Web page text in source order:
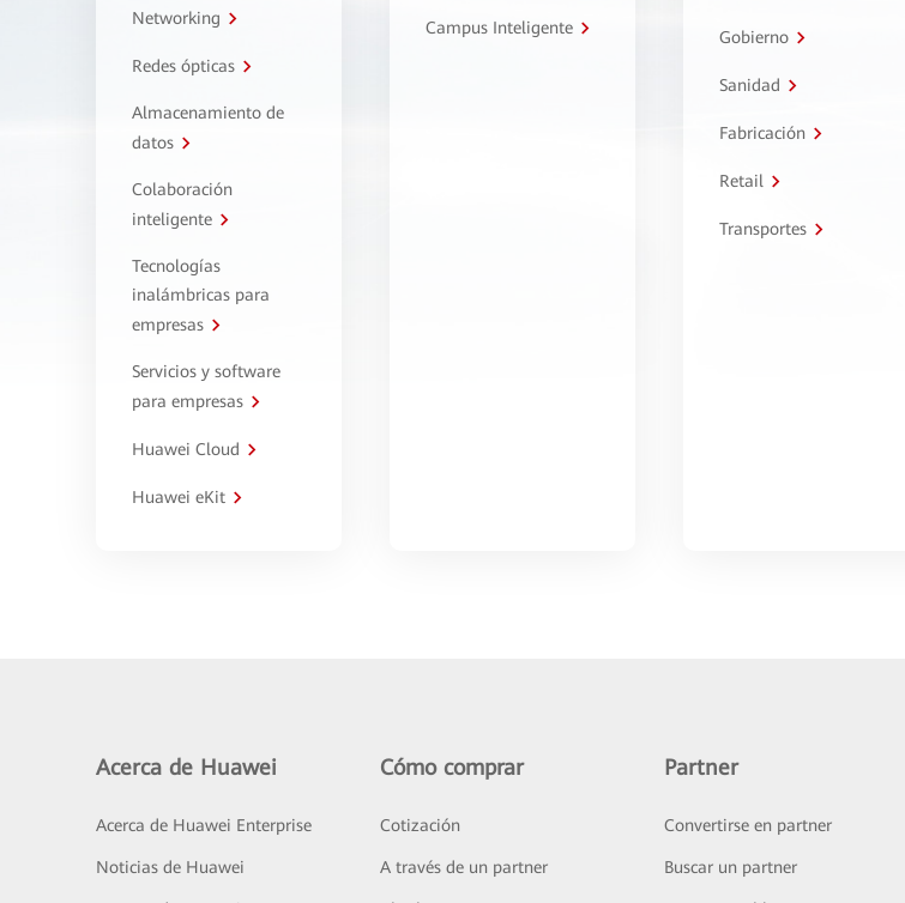
Networking
Redes ópticas
Almacenamiento de
datos
Colaboración
inteligente
Tecnologías
inalámbricas para
empresas
Servicios y software
para empresas
Huawei Cloud
Huawei eKit
Campus Inteligente Gobierno
Sanidad
Fabricación
Retail
Transportes
Acerca de Huawei
Acerca de Huawei Enterprise
Noticias de Huawei
Cómo comprar
Cotización
A través de un partner
Partner
Convertirse en partner
Buscar un partner